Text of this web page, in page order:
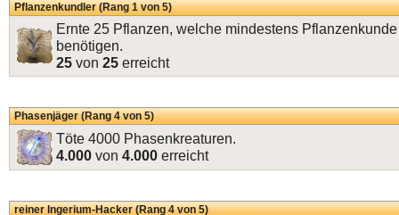
Pflanzenkundler (Rang 1 von 5)
Ernte 25 Pflanzen, welche mindestens
benötigen.
25 von 25 erreicht
Phasenjäger (Rang 4 von 5)
Töte 4000 Phasenkreaturen.
4.000 von 4.000 erreicht
reiner Ingerium-Hacker (Rang 4 von 5)